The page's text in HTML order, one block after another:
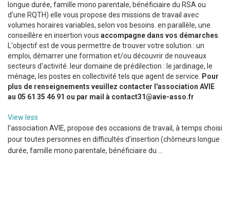
longue durée, famille mono parentale, bénéficiaire du RSA ou
d'une RQTH) elle vous propose des missions de travail avec
volumes horaires variables, selon vos besoins. en parallèle, une
conseillère en insertion vous accompagne dans vos démarches
L'objectif est de vous permettre de trouver votre solution : un
emploi, démarrer une formation et/ou découvrir de nouveaux
secteurs d'activité. leur domaine de prédilection : le jardinage, le
ménage, les postes en collectivité tels que agent de service.
Pour
plus de renseignements veuillez contacter l'association AVIE
au 05 61 35 46 91 ou par mail à contact31@avie-asso.fr
View less
l’association AVIE, propose des occasions de travail, à temps choisi
pour toutes personnes en difficultés d’insertion (chômeurs longue
durée, famille mono parentale, bénéficiaire du ...